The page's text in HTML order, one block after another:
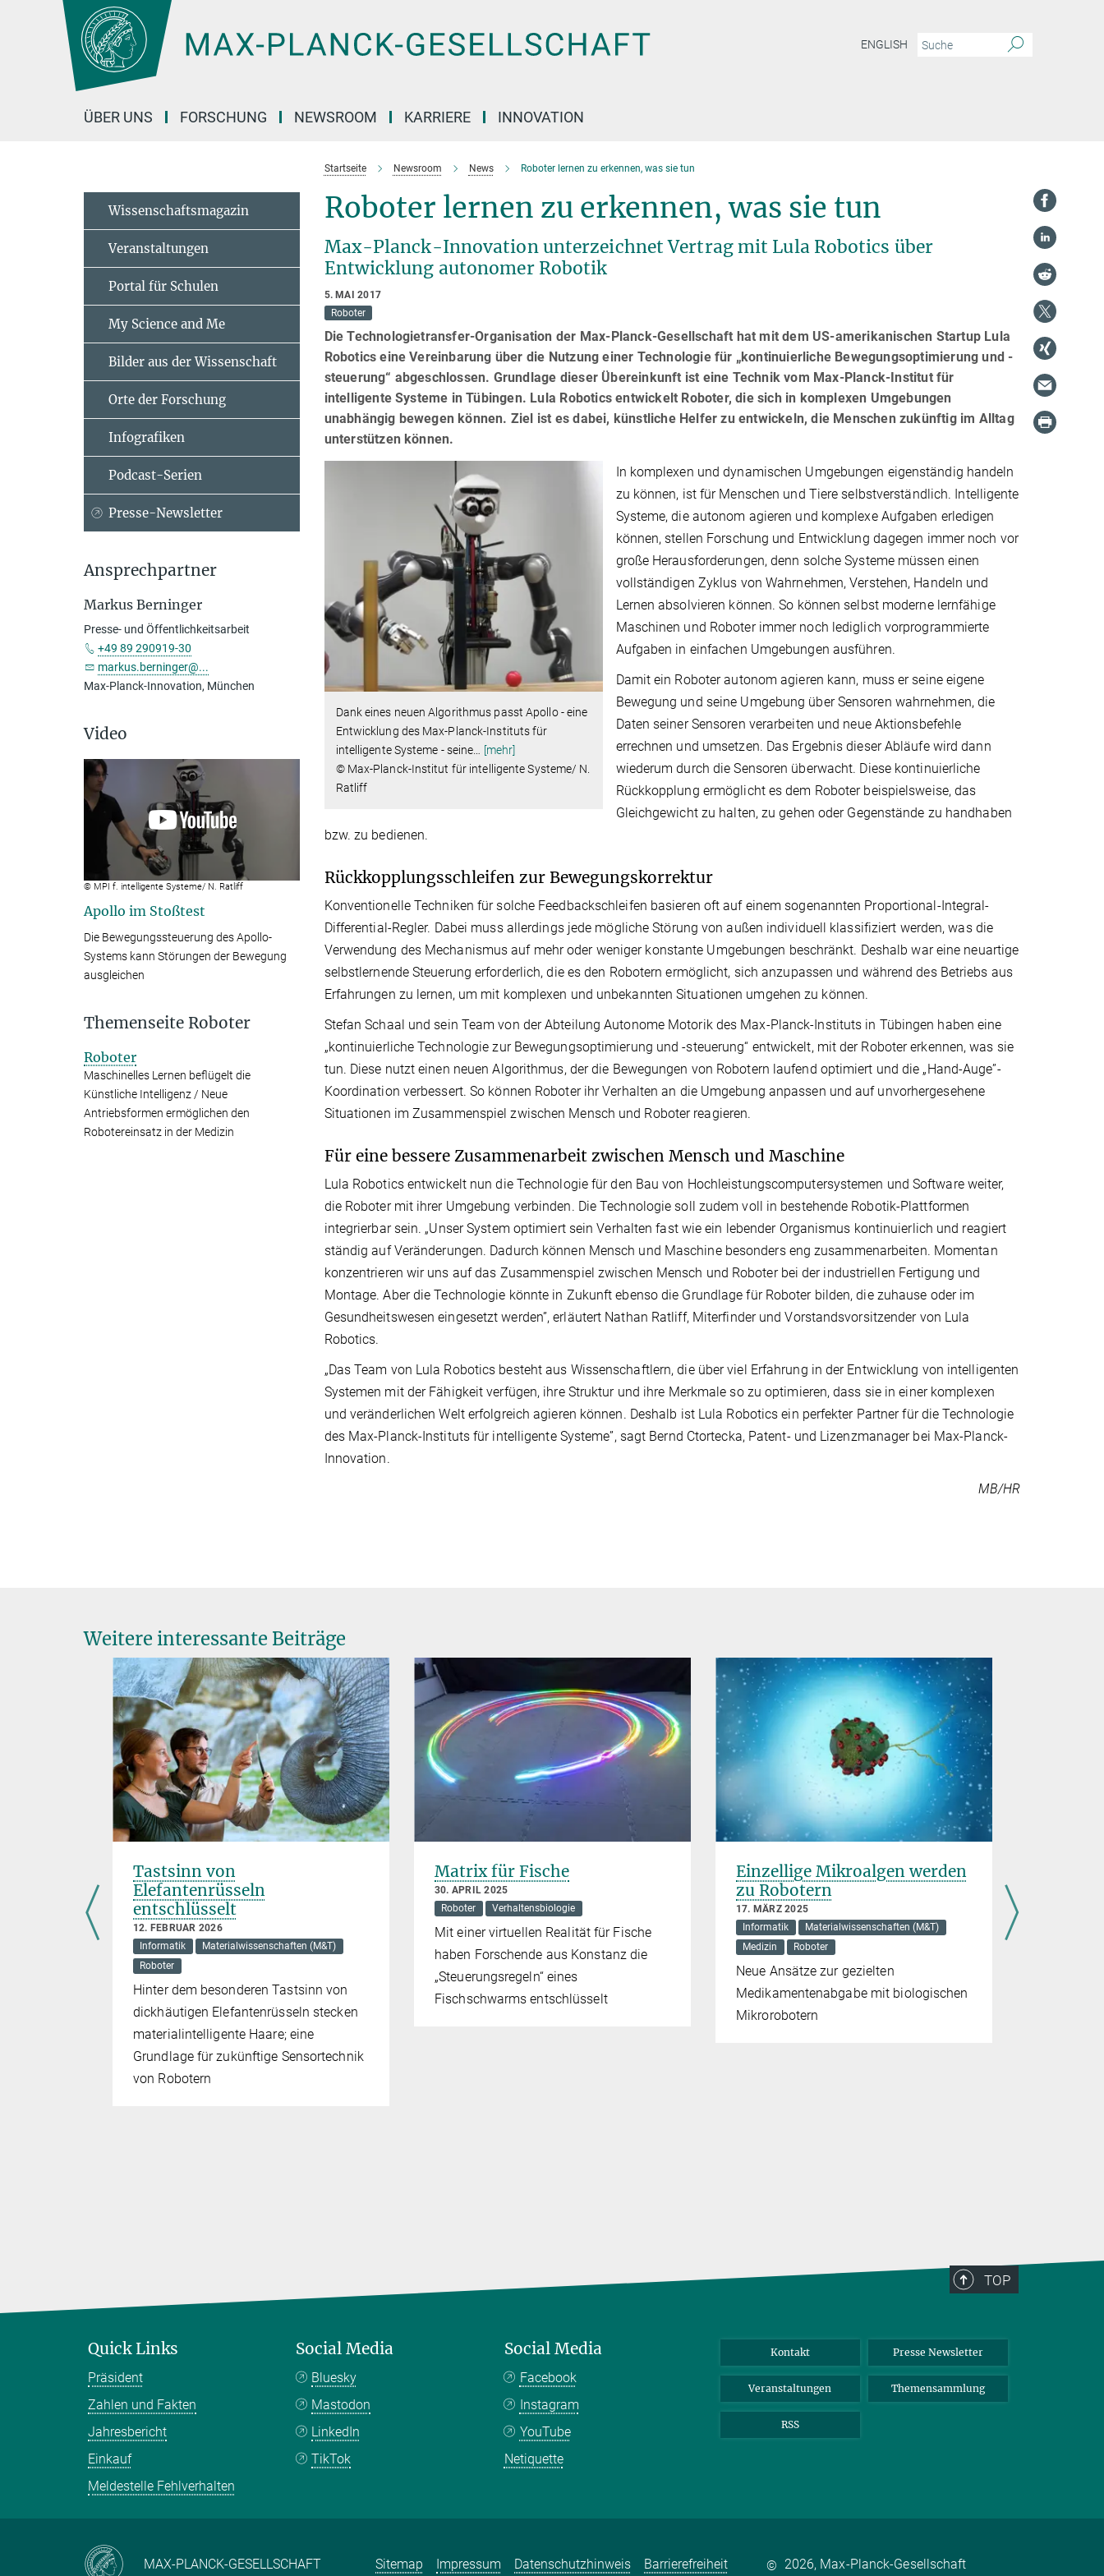
Hauptinhalt
ENGLISH
ÜBER UNS FORSCHUNG NEWSROOM KARRIERE INNOVATION
Startseite Newsroom News Roboter lernen zu erkennen, was sie tun
Roboter lernen zu erkennen, was sie tun
Max-Planck-Innovation unterzeichnet Vertrag mit Lula Robotics über
Entwicklung autonomer Robotik
5. MAI 2017
Roboter
Die Technologietransfer-Organisation der Max-Planck-Gesellschaft hat mit dem US-amerikanischen Startup Lula
Robotics eine Vereinbarung über die Nutzung einer Technologie für „kontinuierliche Bewegungsoptimierung und -
steuerung“ abgeschlossen. Grundlage dieser Übereinkunft ist eine Technik vom Max-Planck-Institut für
intelligente Systeme in Tübingen. Lula Robotics entwickelt Roboter, die sich in komplexen Umgebungen
unabhängig bewegen können. Ziel ist es dabei, künstliche Helfer zu entwickeln, die Menschen zukünftig im Alltag
unterstützen können.
Dank eines neuen Algorithmus passt Apollo - eine
Entwicklung des Max-Planck-Instituts für
intelligente Systeme - seine
[mehr]
© Max-Planck-Institut für intelligente Systeme/ N.
Ratliff
In komplexen und dynamischen Umgebungen eigenständig handeln
zu können, ist für Menschen und Tiere selbstverständlich. Intelligente
Systeme, die autonom agieren und komplexe Aufgaben erledigen
können, stellen Forschung und Entwicklung dagegen immer noch vor
große Herausforderungen, denn solche Systeme müssen einen
vollständigen Zyklus von Wahrnehmen, Verstehen, Handeln und
Lernen absolvieren können. So können selbst moderne lernfähige
Maschinen und Roboter immer noch lediglich vorprogrammierte
Aufgaben in einfachen Umgebungen ausführen.
Damit ein Roboter autonom agieren kann, muss er seine eigene
Bewegung und seine Umgebung über Sensoren wahrnehmen, die
Daten seiner Sensoren verarbeiten und neue Aktionsbefehle
errechnen und umsetzen. Das Ergebnis dieser Abläufe wird dann
wiederum durch die Sensoren überwacht. Diese kontinuierliche
Rückkopplung ermöglicht es dem Roboter beispielsweise, das
Gleichgewicht zu halten, zu gehen oder Gegenstände zu handhaben
bzw. zu bedienen.
Rückkopplungsschleifen zur Bewegungskorrektur
Konventionelle Techniken für solche Feedbackschleifen basieren oft auf einem sogenannten Proportional-Integral-
Differential-Regler. Dabei muss allerdings jede mögliche Störung von außen individuell klassifiziert werden, was die
Verwendung des Mechanismus auf mehr oder weniger konstante Umgebungen beschränkt. Deshalb war eine neuartige
selbstlernende Steuerung erforderlich, die es den Robotern ermöglicht, sich anzupassen und während des Betriebs aus
Erfahrungen zu lernen, um mit komplexen und unbekannten Situationen umgehen zu können.
Stefan Schaal und sein Team von der Abteilung Autonome Motorik des Max-Planck-Instituts in Tübingen haben eine
„kontinuierliche Technologie zur Bewegungsoptimierung und -steuerung“ entwickelt, mit der Roboter erkennen, was sie
tun. Diese nutzt einen neuen Algorithmus, der die Bewegungen von Robotern laufend optimiert und die „Hand-Auge”-
Koordination verbessert. So können Roboter ihr Verhalten an die Umgebung anpassen und auf unvorhergesehene
Situationen im Zusammenspiel zwischen Mensch und Roboter reagieren.
Für eine bessere Zusammenarbeit zwischen Mensch und Maschine
Lula Robotics entwickelt nun die Technologie für den Bau von Hochleistungscomputersystemen und Software weiter,
die Roboter mit ihrer Umgebung verbinden. Die Technologie soll zudem voll in bestehende Robotik-Plattformen
integrierbar sein. „Unser System optimiert sein Verhalten fast wie ein lebender Organismus kontinuierlich und reagiert
ständig auf Veränderungen. Dadurch können Mensch und Maschine besonders eng zusammenarbeiten. Momentan
konzentrieren wir uns auf das Zusammenspiel zwischen Mensch und Roboter bei der industriellen Fertigung und
Montage. Aber die Technologie könnte in Zukunft ebenso die Grundlage für Roboter bilden, die zuhause oder im
Gesundheitswesen eingesetzt werden”, erläutert Nathan Ratliff, Miterfinder und Vorstandsvorsitzender von Lula
Robotics.
„Das Team von Lula Robotics besteht aus Wissenschaftlern, die über viel Erfahrung in der Entwicklung von intelligenten
Systemen mit der Fähigkeit verfügen, ihre Struktur und ihre Merkmale so zu optimieren, dass sie in einer komplexen
und veränderlichen Welt erfolgreich agieren können. Deshalb ist Lula Robotics ein perfekter Partner für die Technologie
des Max-Planck-Instituts für intelligente Systeme”, sagt Bernd Ctortecka, Patent- und Lizenzmanager bei Max-Planck-
Innovation.
MB/HR
Wissenschaftsmagazin
Veranstaltungen
Portal für Schulen
My Science and Me
Bilder aus der Wissenschaft
Orte der Forschung
Infografiken
Podcast-Serien
Presse-Newsletter
Ansprechpartner
Markus Berninger
Presse- und Öffentlichkeitsarbeit
+49 89 290919-30
markus.berninger@...
Max-Planck-Innovation, München
Video
© MPI f. intelligente Systeme/ N. Ratliff
Apollo im Stoßtest
Die Bewegungssteuerung des Apollo-
Systems kann Störungen der Bewegung
ausgleichen
Themenseite Roboter
Roboter
Maschinelles Lernen beflügelt die
Künstliche Intelligenz / Neue
Antriebsformen ermöglichen den
Robotereinsatz in der Medizin
Weitere interessante Beiträge
Tastsinn von
Elefantenrüsseln
entschlüsselt
12. FEBRUAR 2026
Informatik
Materialwissenschaften (M&T)
Roboter
Hinter dem besonderen Tastsinn von
dickhäutigen Elefantenrüsseln stecken
materialintelligente Haare; eine
Grundlage für zukünftige Sensortechnik
von Robotern
Matrix für Fische
30. APRIL 2025
Roboter
Verhaltensbiologie
Mit einer virtuellen Realität für Fische
haben Forschende aus Konstanz die
„Steuerungsregeln“ eines
Fischschwarms entschlüsselt
Einzellige Mikroalgen werden
zu Robotern
17. MÄRZ 2025
Informatik
Materialwissenschaften (M&T)
Medizin
Roboter
Neue Ansätze zur gezielten
Medikamentenabgabe mit biologischen
Mikrorobotern
TOP
Quick Links
Präsident
Zahlen und Fakten
Jahresbericht
Einkauf
Meldestelle Fehlverhalten
Social Media
Bluesky
Mastodon
LinkedIn
TikTok
Social Media
Facebook
Instagram
YouTube
Netiquette
Kontakt Presse Newsletter
Veranstaltungen Themensammlung
RSS
MAX-PLANCK-GESELLSCHAFT Sitemap Impressum Datenschutzhinweis Barrierefreiheit © 2026, Max-Planck-Gesellschaft